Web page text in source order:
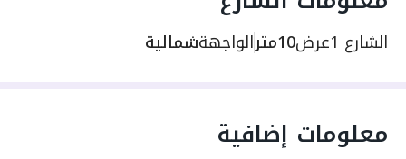
الشارع 1 عرض10متر الواجهةشمالية
معلومات إضافية